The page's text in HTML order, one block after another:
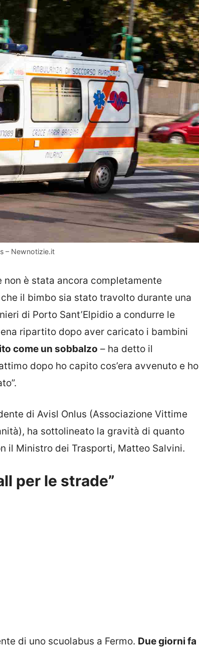
– Newnotizie.it
non è stata ancora completamente
il bimbo sia stato travolto durante una
di Porto Sant’Elpidio a condurre le
ripartito dopo aver caricato i bambini
come un sobbalzo – ha detto il
dopo ho capito cos’era avvenuto e ho
di Avisl Onlus (Associazione Vittime
ha sottolineato la gravità di quanto
il Ministro dei Trasporti, Matteo Salvini.
per le strade”
di uno scuolabus a Fermo. Due giorni fa